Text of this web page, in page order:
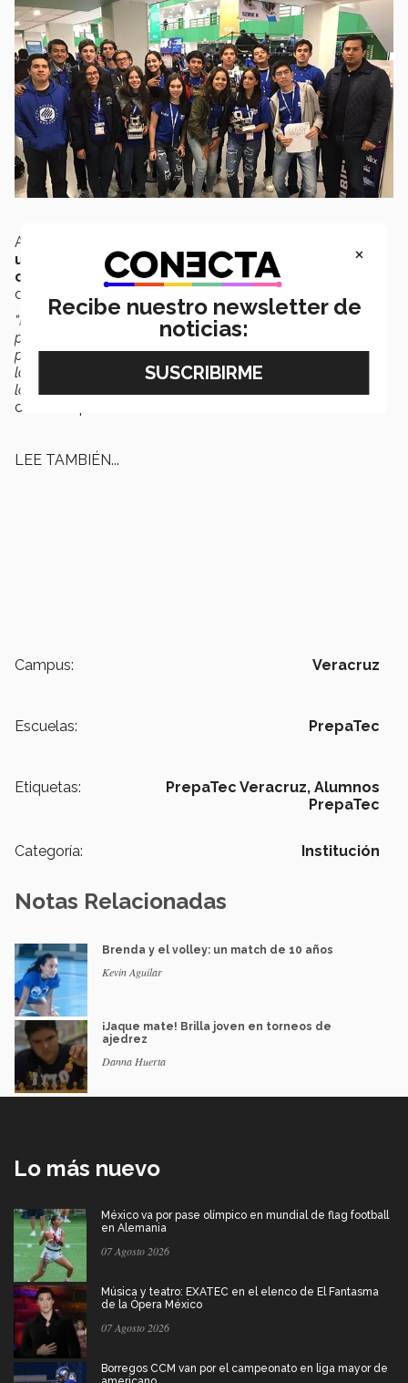
Actualmente pretende emprender sus
universitarios en Medicina, motivada en
mejorar la
calidad de vida de las personas y en desarrollar
cada día nuevos aprendizajes que mejoren su persona.
“Mi objetivo de vida es estudiar una carrera, ejercer mi
profesión con pasión, tener una economía estable y,
principalmente apoyar a mejorar la calidad de vida de
las personas desarrollando soluciones innovadoras para
los nuevos retos mundiales en materia de salud”
comenta para
LEE TAMBIÉN...
Campus: Veracruz
Escuelas: PrepaTec
Etiquetas: PrepaTec Veracruz, Alumnos
PrepaTec
Categoría: Institución
Notas Relacionadas
Brenda y el volley: un match de 10 años
Kevin Aguilar
¡Jaque mate! Brilla joven en torneos de
ajedrez
Danna Huerta
Lo más nuevo
México va por pase olímpico en mundial de flag football
en Alemania
07 Agosto 2026
Música y teatro: EXATEC en el elenco de El Fantasma
de la Ópera México
07 Agosto 2026
Borregos CCM van por el campeonato en liga mayor de
×
Recibe nuestro newsletter de
noticias: